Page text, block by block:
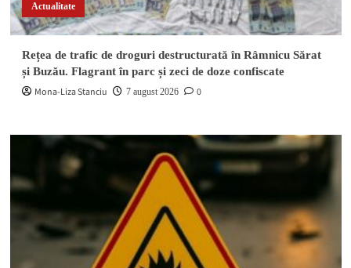
Actualitate
Rețea de trafic de droguri destructurată în Râmnicu Sărat
și Buzău. Flagrant în parc și zeci de doze confiscate
Mona-Liza Stanciu 7 august 2026 0